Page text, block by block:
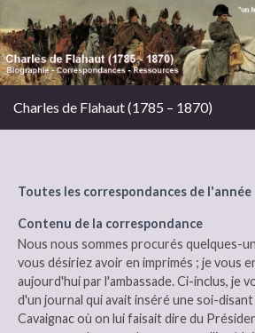
Charles de Flahaut (1785 – 1870)
Toutes les correspondances de l'année
Contenu de la correspondance
Nous nous sommes procurés quelques-
vous désiriez avoir en imprimés ; je vous
aujourd'hui par l'ambassade. Ci-inclus, je
d'un journal qui avait inséré une soi-
Cavaignac où on lui faisait dire du